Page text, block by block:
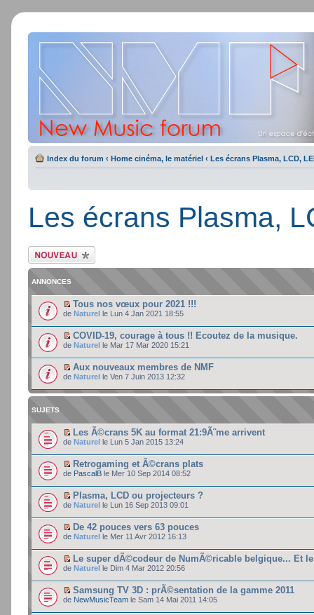
Index du forum ‹ Home cinéma, le matériel ‹ Les écrans Plasma, LCD,
Les écrans Plasma,
Ecrire un nouveau
sujet
ANNONCES
Tous nos vœux pour 2021 !!!
de Naturel le Lun 4 Jan 2021 18:55
COVID-19, courage à tous !! Ecoutez de la musique.
de Naturel le Mar 17 Mar 2020 15:21
Aux nouveaux membres de NMF
de Naturel le Ven 7 Juin 2013 12:32
SUJETS
Les Ã©crans 5K au format 21:9Ã¨me arrivent
de Naturel le Lun 5 Jan 2015 13:24
Retrogaming et Ã©crans plats
de PascalB le Mer 10 Sep 2014 08:52
Plasma, LCD ou projecteurs ?
de Naturel le Lun 16 Sep 2013 09:01
De 42 pouces vers 63 pouces
de Naturel le Mer 11 Avr 2012 16:13
Le super dÃ©codeur de NumÃ©ricable belgique... Et le
de Naturel le Dim 4 Mar 2012 20:56
Samsung TV 3D : prÃ©sentation de la gamme 2011
de NewMusicTeam le Sam 14 Mai 2011 14:05